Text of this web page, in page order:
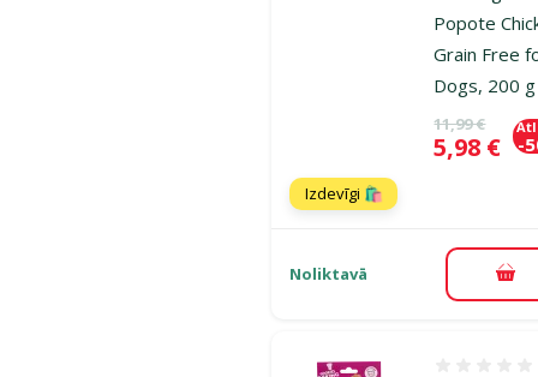
Popote
Grain Free
Dogs, 200 g
Oriģinālā
11,99 €
Cena
5,98 € -
Izdevīgi 🛍️
Noliktavā